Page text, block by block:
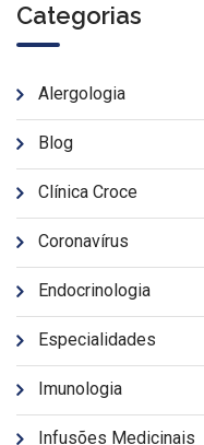
Categorias
Alergologia
Blog
Clínica Croce
Coronavírus
Endocrinologia
Especialidades
Imunologia
Infusões Medicinais